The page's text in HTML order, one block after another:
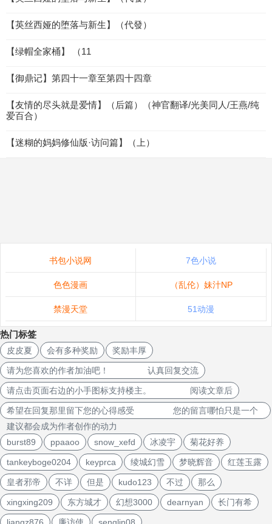
【英丝西娅的堕落与新生】（代發）
【绿帽全家桶】 （11
【御鼎记】第四十一章至第四十四章
【友情的尽头就是爱情】（后篇）（神官翻译/光美同人/王燕/纯
爱百合）
【迷糊的妈妈修仙版·访问篇】（上）
书包小说网 7色小说
色色漫画 （乱伦）妹汁NP
禁漫天堂 51动漫
热门标签
皮皮夏 会有多种奖励 奖励丰厚
请为您喜欢的作者加油吧！ 认真回复交流
请点击页面右边的小手图标支持楼主。 阅读文章后
希望在回复那里留下您的心得感受 您的留言哪怕只是一个
建议都会成为作者创作的动力
burst89
ppaaoo snow_xefd 冰凌宇 菊花好养
tankeyboge0204 keyprca 绫城幻雪 梦晓辉音 红莲玉露
皇者邪帝 不详 但是 kudo123 不过 那么
xingxing209 东方城才 幻想3000 dearnyan 长门有希